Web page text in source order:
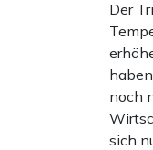
Der
noch
sich